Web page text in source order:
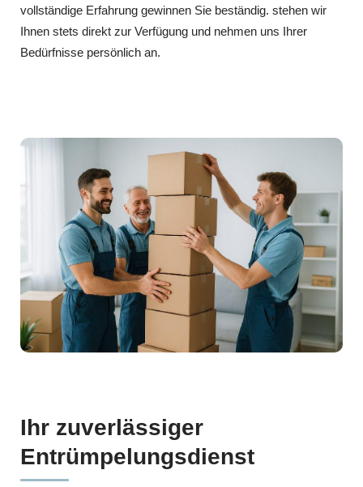
vollständige Erfahrung gewinnen Sie beständig. stehen wir
Ihnen stets direkt zur Verfügung und nehmen uns Ihrer
Bedürfnisse persönlich an.
Ihr zuverlässiger
Entrümpelungsdienst